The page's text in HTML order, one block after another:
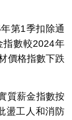
第1季扣除通
指數較2024年
價格指數下跌
質薪金指數按
盪工人和消防